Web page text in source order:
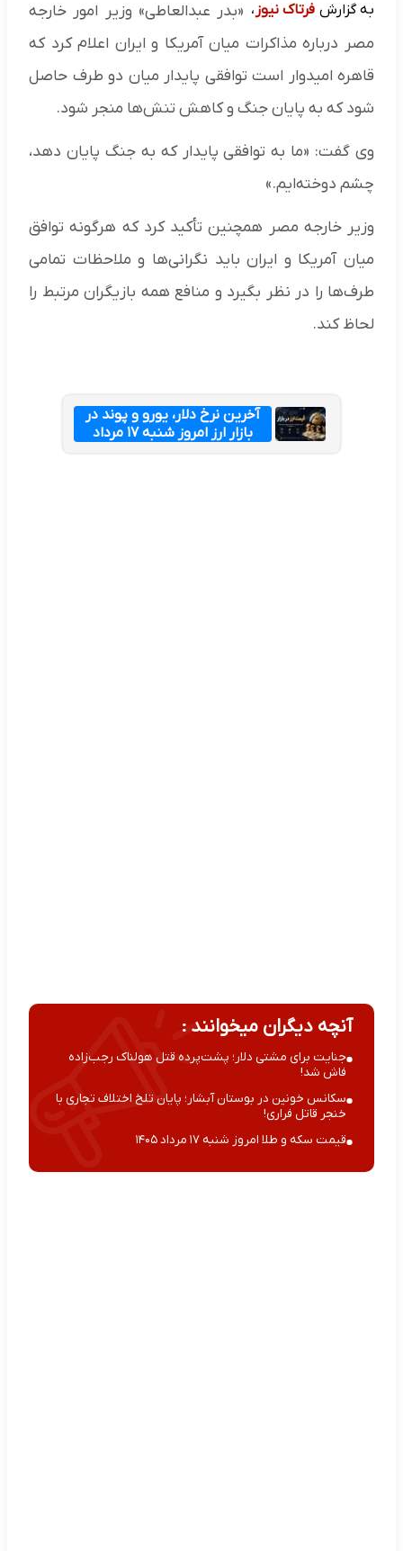
به گزارش فرتاک نیوز ، «بدر عبدالعاطی» وزیر امور خارجه
مصر درباره مذاکرات میان آمریکا و ایران اعلام کرد که
قاهره امیدوار است توافقی پایدار میان دو طرف حاصل
شود که به پایان جنگ و کاهش تنش‌ها منجر شود.
وی گفت: «ما به توافقی پایدار که به جنگ پایان دهد،
چشم دوخته‌ایم.»
وزیر خارجه مصر همچنین تأکید کرد که هرگونه توافق
میان آمریکا و ایران باید نگرانی‌ها و ملاحظات تمامی
طرف‌ها را در نظر بگیرد و منافع همه بازیگران مرتبط را
لحاظ کند.
آخرین نرخ دلار، یورو و پوند در
بازار ارز امروز شنبه ۱۷ مرداد
آنچه دیگران میخوانند :
جنایت برای مشتی دلار؛ پشت‌پرده قتل هولناک رجب‌زاده
فاش شد!
سکانس خونین در بوستان آبشار؛ پایان تلخ اختلاف تجاری با
خنجر قاتل فراری!
قیمت سکه و طلا امروز شنبه ۱۷ مرداد ۱۴۰۵